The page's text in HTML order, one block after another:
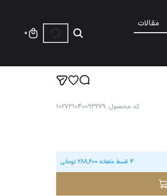
مقالات
0
کد محصول:
102731040093279
4 قسط ماهانه 288,600 تومانی